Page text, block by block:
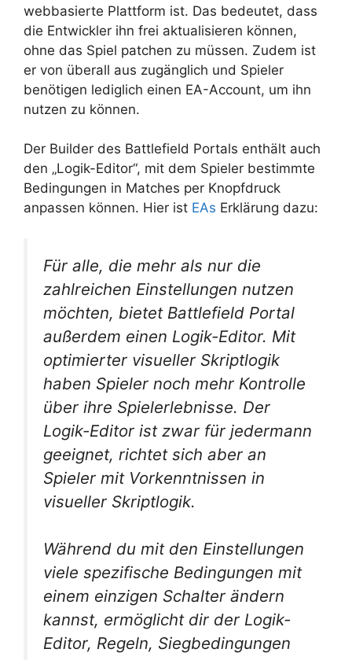
webbasierte Plattform ist. Das bedeutet, dass
die Entwickler ihn frei aktualisieren können,
ohne das Spiel patchen zu müssen. Zudem ist
er von überall aus zugänglich und Spieler
benötigen lediglich einen EA-Account, um ihn
nutzen zu können.
Der Builder des Battlefield Portals enthält auch
den „Logik-Editor“, mit dem Spieler bestimmte
Bedingungen in Matches per Knopfdruck
anpassen können. Hier ist EAs Erklärung dazu:
Für alle, die mehr als nur die
zahlreichen Einstellungen nutzen
möchten, bietet Battlefield Portal
außerdem einen Logik-Editor. Mit
optimierter visueller Skriptlogik
haben Spieler noch mehr Kontrolle
über ihre Spielerlebnisse. Der
Logik-Editor ist zwar für jedermann
geeignet, richtet sich aber an
Spieler mit Vorkenntnissen in
visueller Skriptlogik.
Während du mit den Einstellungen
viele spezifische Bedingungen mit
einem einzigen Schalter ändern
kannst, ermöglicht dir der Logik-
Editor, Regeln, Siegbedingungen